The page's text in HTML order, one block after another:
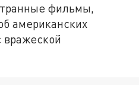
фильмы,
американских
вражеской